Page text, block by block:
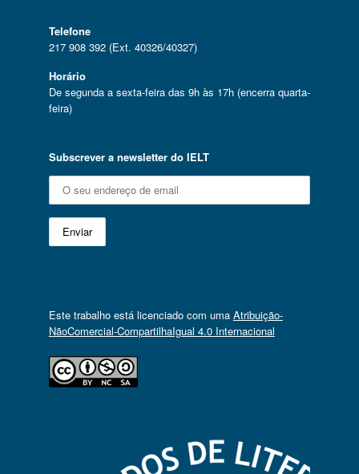
Telefone
217 908 392 (Ext. 40326/40327)
Horário
De segunda a sexta-feira das 9h às 17h (encerra quarta-
feira)
Subscrever a newsletter do IELT
Este trabalho está licenciado com uma Atribuição-
NãoComercial-CompartilhaIgual 4.0 Internacional